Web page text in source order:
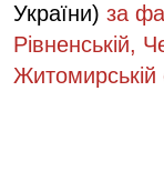
України) за
Рівненській,
Житомирській